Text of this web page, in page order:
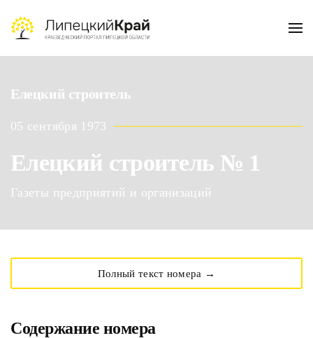
Skip to main content
Елецкий строитель
05 сентября 1973
Елецкий строитель № 1
Газеты предприятий и организаций
Полный текст номера →
Содержание номера